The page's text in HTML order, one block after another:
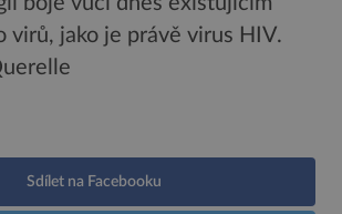
virů, jako je právě virus HIV.
Sdílet na Facebooku